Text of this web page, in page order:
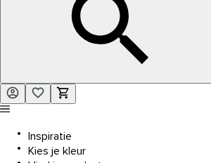
Inspiratie
Kies je kleur